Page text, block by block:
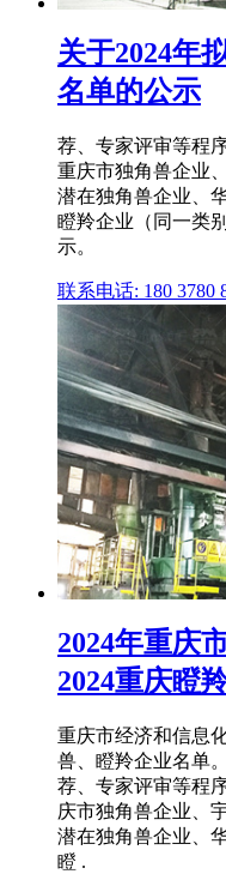
关于2024年
名单的公示
荐、专家评审等程
重庆市独角兽企业
潜在独角兽企业、
瞪羚企业（同一类
示。
联系电话: 180 3780
2024年重庆
2024重庆瞪
重庆市经济和信息
兽、瞪羚企业名单
荐、专家评审等程
庆市独角兽企业、
潜在独角兽企业、
瞪 .